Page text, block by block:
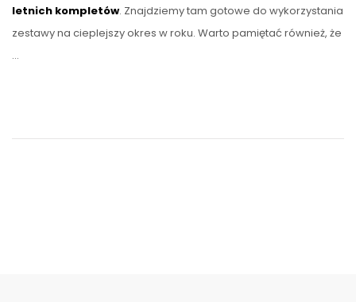
letnich kompletów. Znajdziemy tam gotowe do wykorzystania
zestawy na cieplejszy okres w roku. Warto pamiętać również, że
…